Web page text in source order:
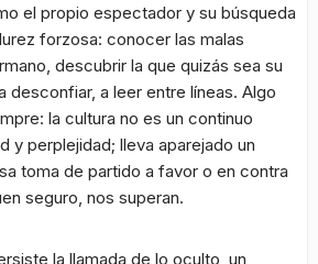
el propio espectador y su búsqueda
forzosa: conocer las malas
descubrir la que quizás sea su
desconfiar, a leer entre líneas. Algo
la cultura no es un continuo
y perplejidad; lleva aparejado un
toma de partido a favor o en contra
seguro, nos superan.
la llamada de lo oculto, un